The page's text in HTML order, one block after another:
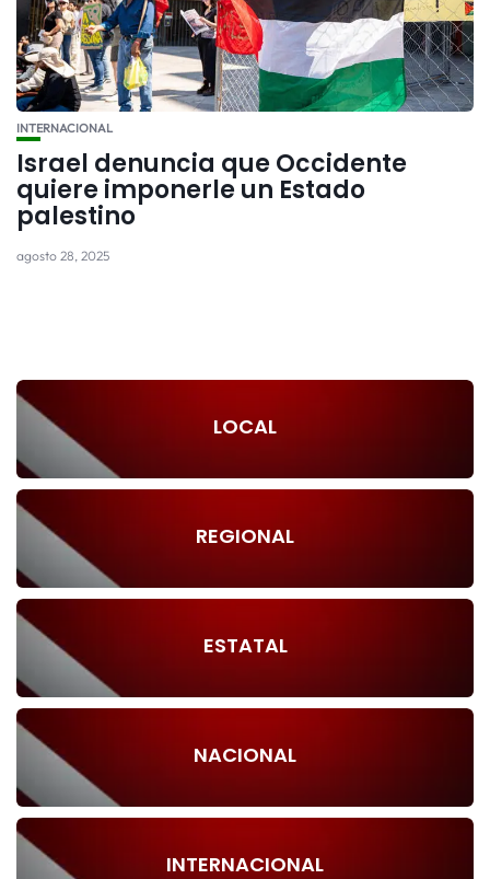
INTERNACIONAL
Israel denuncia que Occidente
quiere imponerle un Estado
palestino
agosto 28, 2025
LOCAL
REGIONAL
ESTATAL
NACIONAL
INTERNACIONAL